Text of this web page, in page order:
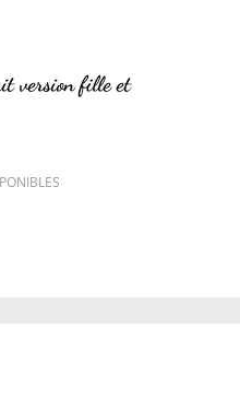
version fille et